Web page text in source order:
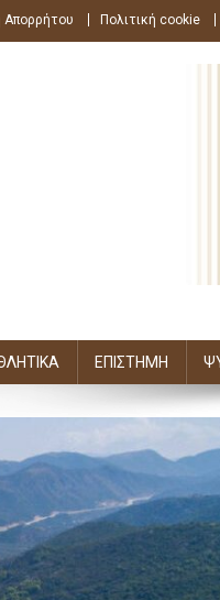
Απορρήτου Πολιτική cookie
ΕΠΙΣΤΗΜΗ